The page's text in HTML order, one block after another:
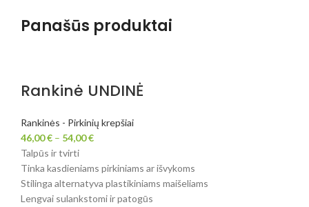
Panašūs produktai
Rankinė UNDINĖ
Rankinės - Pirkinių krepšiai
46,00€ – 54,00€
Talpūs ir tvirti
Tinka kasdieniams pirkiniams ar išvykoms
Stilinga alternatyva plastikiniams maišeliams
Lengvai sulankstomi ir patogūs